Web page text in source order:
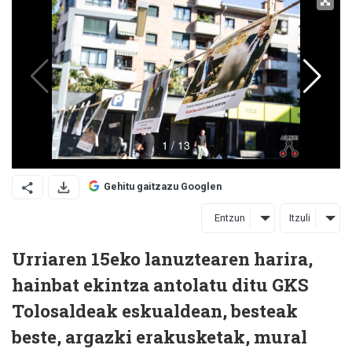
Gehitu gaitzazu Googlen
Entzun Itzuli
Urriaren 15eko lanuztearen harira,
hainbat ekintza antolatu ditu GKS
Tolosaldeak eskualdean, besteak
beste, argazki erakusketak, mural